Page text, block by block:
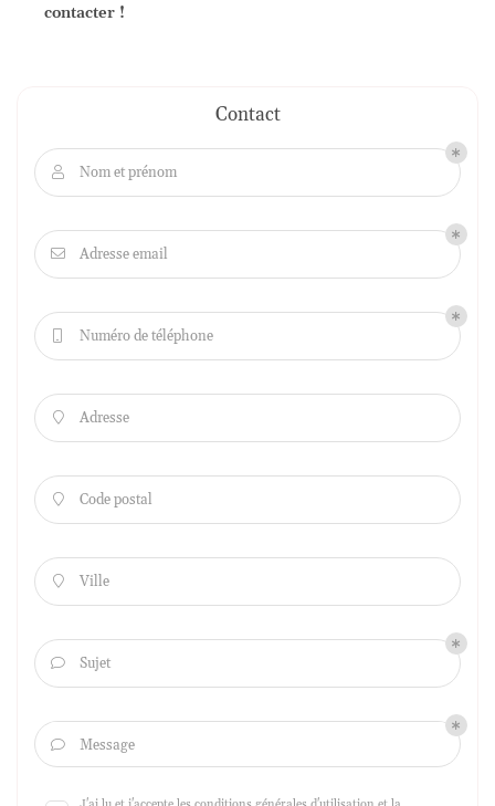
contacter !
Contact
 Nom et prénom
 Adresse email
Numéro de téléphone
 Adresse
 Code postal
 Ville
 Sujet
 Message